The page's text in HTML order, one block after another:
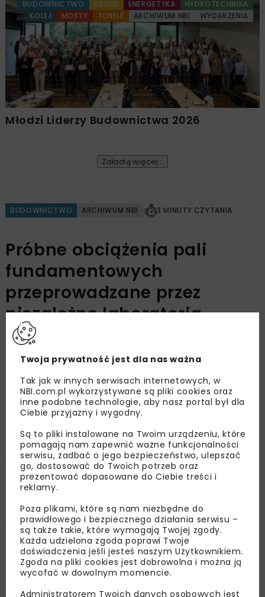
BUDOWNICTWO DROGI ENERGETYKA
HYDROTECHNIKA
KOLEJ
MOSTY TUNELE ARCHIWUM NBI WYDARZENIA
Młodzi Liderzy Budownictwa 2026
Załaduj więcej...
BUDOWNICTWO ARCHIWUM NBI 3 MINUTY CZYTANIA
Próbne obciążenia pali
fundamentowych
przeprowadzane przez
niezależne laboratoria
badawcze
OPUBLIKOWANO: 22.11.2020
„Próbne obciążenie pali oraz analizę i
opracowanie wyników wykonuje, na zlecenie
zamawiającego, IBDiM lub inna jednostka
badawcza. Wykonawca próbnego obciążenia
nie może być zależny od wykonawcy obiektu i
wykonawcy pali fundamentowych” – taki zapis
zawierany w specyfikacjach jest kluczowy dla
prawidłowego przeprowadzenia procesu badań
i zapewnienia ich niezakłóconego przebiegu.
Twoja prywatność jest dla nas ważna
Tak jak w innych serwisach internetowych, w
NBI.com.pl wykorzystywane są pliki cookies oraz
inne podobne technologie, aby nasz portal był dla
Ciebie przyjazny i wygodny.
Są to pliki instalowane na Twoim urządzeniu, które
pomagają nam zapewnić ważne funkcjonalności
serwisu, zadbać o jego bezpieczeństwo, ulepszać
go, dostosować do Twoich potrzeb oraz
prezentować dopasowane do Ciebie treści i
reklamy.
Poza plikami, które są nam niezbędne do
prawidłowego i bezpiecznego działania serwisu –
są także takie, które wymagają Twojej zgody.
Każda udzielona zgoda poprawi Twoje
doświadczenia jeśli jesteś naszym Użytkownikiem.
Zgoda na pliki cookies jest dobrowolna i można ją
wycofać w dowolnym momencie.
Administratorem Twoich danych osobowych jest